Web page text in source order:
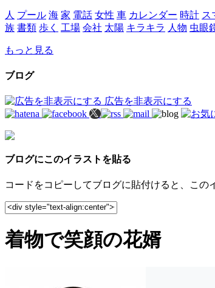
人 プール 海 家 電話 女性 車 カレンダー 時計 ス
族 書類 歩く 工場 会社 太陽 キラキラ 人物 虫眼
もっと見る
ブログ
広告を非表示にする
ブログにこのイラストを貼る
コードをコピーしてブログに貼付けると、この
着物で笑顔の花婿